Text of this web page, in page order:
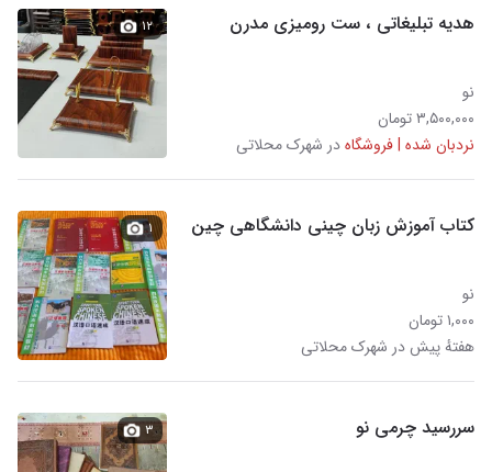
هدیه تبلیغاتی ، ست رومیزی مدرن
نو
۳,۵۰۰,۰۰۰ تومان
نردبان شده | فروشگاهدر شهرک محلاتی
۱۲
کتاب آموزش زبان چینی دانشگاهی چین
نو
۱,۰۰۰ تومان
هفتهٔ پیش در شهرک محلاتی
۱
سررسید چرمی نو ۳